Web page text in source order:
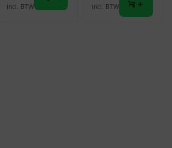
incl. BTW incl. BTW